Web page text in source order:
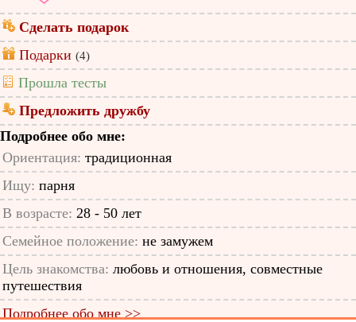
Сделать подарок
Подарки (4)
Прошла тесты
Предложить дружбу
Подробнее обо мне:
Ориентация: традиционная
Ищу: парня
В возрасте: 28 - 50 лет
Семейное положение: не замужем
Цель знакомства: любовь и отношения, совместные
путешествия
Подробнее обо мне >>